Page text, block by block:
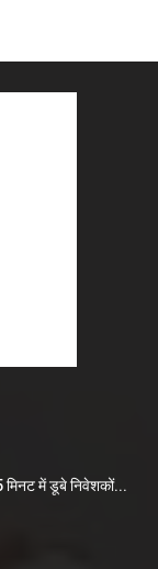
में डूबे निवेशकों...